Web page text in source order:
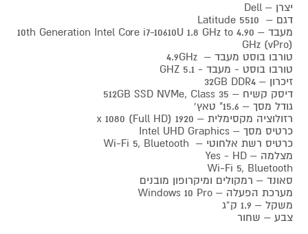
יצרן – Dell
דגם – 5510 Latitude
מעבד – 10th Generation Intel Core i7-10610U 1.8 GHz to 4.90
GHz (vPro)
טורבו בוסט מעבד – 4.9GHz
טורבו בוסט - מעבד - 5.1 GHZ
זיכרון – 32GB DDR4
דיסק קשיח – 512GB SSD NVMe, Class 35
גודל מסך – 15.6" טאץ'
רזולוציה מקסימלית – 1920 x 1080 (Full HD)
כרטיס מסך – ‎Intel UHD Graphics
כרטיס רשת אלחוטי – Wi-Fi 5, Bluetooth
מצלמה – Yes - HD
Wi-Fi 5, Bluetooth
סאונד – רמקולים ומיקרופון מובנים
מערכת הפעלה – Windows 10 Pro
משקל – 1.9 ק”ג
צבע – שחור